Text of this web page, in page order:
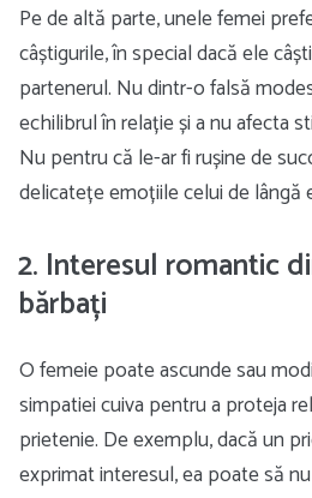
Pe de altă parte, unele femei
câștigurile, în special dacă ele
partenerul. Nu dintr-o falsă
echilibrul în relație și a nu afecta
Nu pentru că le-ar fi rușine de
delicatețe emoțiile celui de lângă
2. Interesul romantic
bărbați
O femeie poate ascunde sau
simpatiei cuiva pentru a proteja
prietenie. De exemplu, dacă un
exprimat interesul, ea poate să